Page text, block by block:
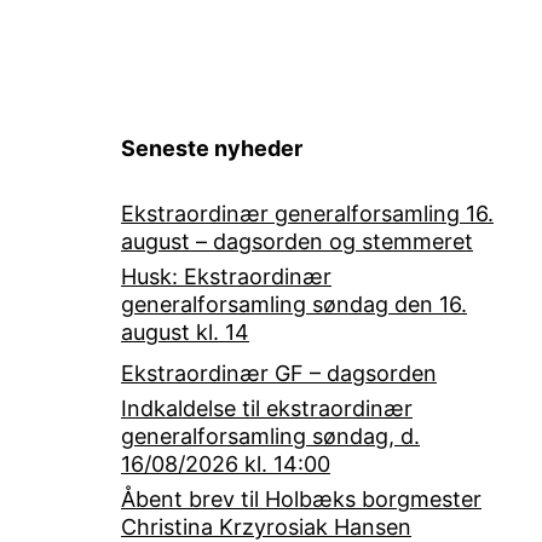
Seneste nyheder
Ekstraordinær generalforsamling 16.
august – dagsorden og stemmeret
Husk: Ekstraordinær
generalforsamling søndag den 16.
august kl. 14
Ekstraordinær GF – dagsorden
Indkaldelse til ekstraordinær
generalforsamling søndag, d.
16/08/2026 kl. 14:00
Åbent brev til Holbæks borgmester
Christina Krzyrosiak Hansen